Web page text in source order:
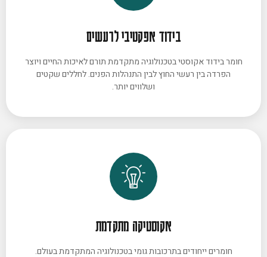
בידוד אפקטיבי לרעשים
חומר בידוד אקוסטי בטכנולוגיה מתקדמת תורם לאיכות החיים ויוצר
הפרדה בין רעשי החוץ לבין התנהלות הפנים. לחללים שקטים
ושלווים יותר.
אקוסטיקה מתקדמת
חומרים ייחודים בתרכובות גומי בטכנולוגיה המתקדמת בעולם.